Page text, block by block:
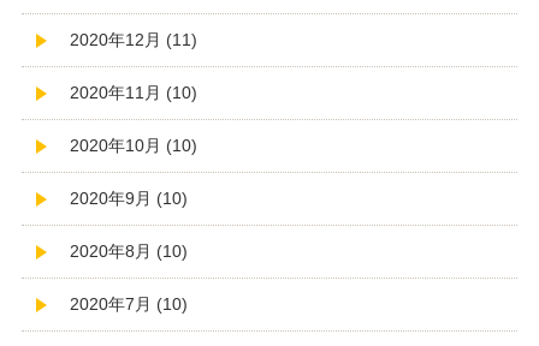
2020年12月 (11)
2020年11月 (10)
2020年10月 (10)
2020年9月 (10)
2020年8月 (10)
2020年7月 (10)